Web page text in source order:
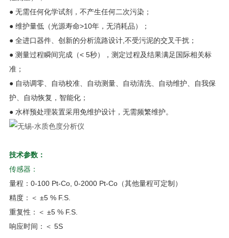
● 无需任何化学试剂，不产生任何二次污染；
● 维护量低（光源寿命>10年，无消耗品）；
● 全进口器件、创新的分析流路设计,不受污泥的交叉干扰；
● 测量过程瞬间完成（< 5秒），测定过程及结果满足国际相关标
准；
● 自动调零、自动校准、自动测量、自动清洗、自动维护、自我保
护、自动恢复，智能化；
● 水样预处理装置采用免维护设计，无需频繁维护。
技术参数：
传感器：
量程：0-100 Pt-Co, 0-2000 Pt-Co（其他量程可定制）
精度：＜ ±5 % F.S.
重复性：＜ ±5 % F.S.
响应时间：＜ 5S